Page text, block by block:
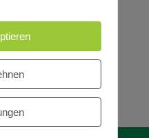
speichern.